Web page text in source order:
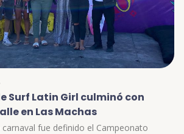
Surf Latin Girl culminó con
en Las Machas
fue definido el Campeonato